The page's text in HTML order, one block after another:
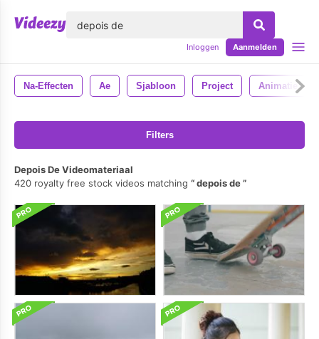
Inloggen Aanmelden
Na-Effecten Ae Sjabloon Project Animatie
Filters
Depois De Videomateriaal
420 royalty free stock videos matching
depois de